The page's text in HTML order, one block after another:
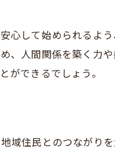
心して始められるよ
、人間関係を築く力
ができるでしょう。
域住民とのつながり